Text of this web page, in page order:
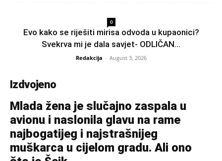
0
Evo kako se riješiti mirisa odvoda u kupaonici?
Svekrva mi je dala savjet- ODLIČAN...
Redakcija - August 3, 2026
Izdvojeno
Mlada žena je slučajno zaspala u
avionu i naslonila glavu na rame
najbogatijeg i najstrašnijeg
muškarca u cijelom gradu. Ali ono